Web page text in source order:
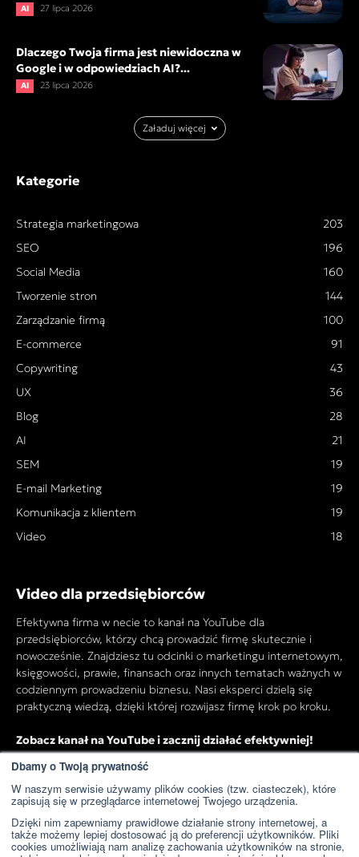
Dbamy o Twoją prywatność
W naszym serwisie używamy plików cookies (tzw. ciasteczek), które
zapisują się w przeglądarce internetowej Twojego urządzenia.
Dzięki nim zapewniamy prawidłowe działanie strony internetowej, a
także możemy lepiej dostosować ją do preferencji użytkowników. Pliki
cookies umożliwiają nam analizę zachowania użytkowników na stronie,
AI 27 lipca 2026
Dlaczego Twoja firma jest niewidoczna w
Google i w odpowiedziach AI?...
AI 23 lipca 2026
Załaduj więcej
Kategorie
Strategia marketingowa
203
SEO
196
Social Media
160
Tworzenie stron
144
Zarządzanie firmą
100
E-commerce
91
Copywriting
43
UX
36
Blog
28
AI
21
SEM
19
E-mail Marketing
19
Komunikacja z klientem
19
Video
18
Video dla przedsiębiorców
Efektywna firma w necie to kanał na YouTube dla
przedsiębiorców, którzy chcą prowadzić firmę skutecznie i
nowocześnie. Znajdziesz tu odcinki o marketingu internetowym,
księgowości, prawie, finansach oraz innych tematach ważnych w
codziennym prowadzeniu biznesu. Nasi eksperci dzielą się
praktyczną wiedzą, dzięki której rozwijasz firmę krok po kroku.
Zobacz kanał na YouTube i zacznij działać efektywniej!
Przejdź do kanału YouTube